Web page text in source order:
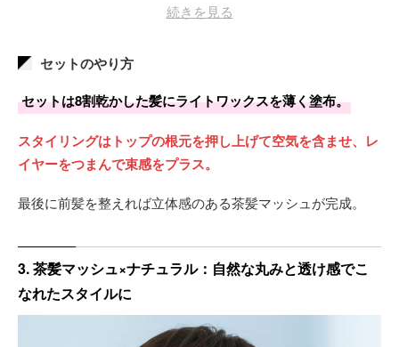
ライトブラウンは暖色寄りの茶色で、ほどよい明るさが肌
ブリーチなしの1回カラーなのでダメージを抑えつつ色持ち
も長めです。
続きを見る
セットのやり方
セットは8割乾かした髪にライトワックスを薄く塗布。
スタイリングはトップの根元を押し上げて空気を含ませ、レ
イヤーをつまんで束感をプラス。
最後に前髪を整えれば立体感のある茶髪マッシュが完成。
3. 茶髪マッシュ×ナチュラル：自然な丸みと透け感でこ
なれたスタイルに